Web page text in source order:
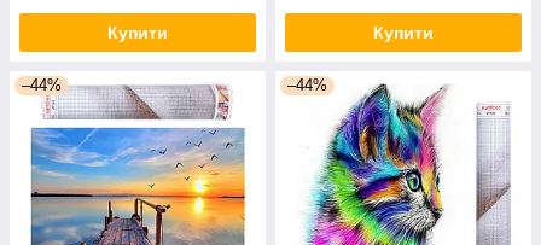
Купити Купити
–44% –44%